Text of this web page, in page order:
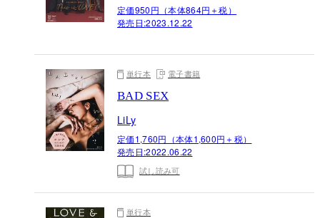
定価950円（本体864円＋税）
発売日:2023.12.22
単行本 電子書籍
BAD SEX
LiLy
定価1,760円（本体1,600円＋税）
発売日:2022.06.22
試し読み可
単行本